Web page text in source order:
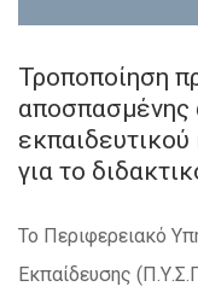
Τροποποίηση
για το
Το Περιφερειακό
Εκπαίδευσης